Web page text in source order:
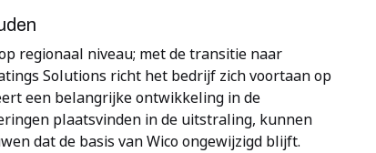
regionaal niveau; met de transitie naar
Solutions richt het bedrijf zich voortaan op
een belangrijke ontwikkeling in de
plaatsvinden in de uitstraling, kunnen
dat de basis van Wico ongewijzigd blijft.